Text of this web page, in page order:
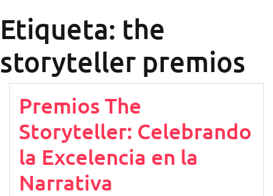
Etiqueta: the
storyteller premios
Premios The
Storyteller: Celebrando
la Excelencia en la
Narrativa